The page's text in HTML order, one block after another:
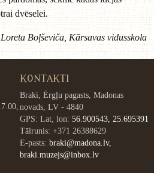
dvēselei.
Loreta Boļševiča, Kārsavas vidusskola
KONTAKTI
Braki, Ērgļu pagasts, Madonas
novads, LV - 4840
GPS: Lat, lon: 56.900543, 25.695391
Tālrunis: +371 26388629
E-pasts: braki@madona.lv,
braki.muzejs@inbox.lv